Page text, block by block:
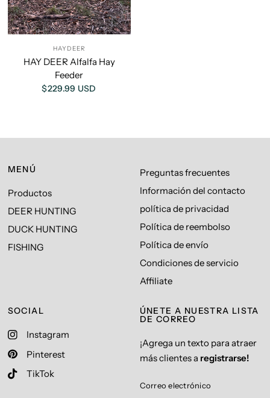
HAYDEER
HAY DEER Alfalfa Hay
Feeder
$229.99 USD
MENÚ
Productos
DEER HUNTING
DUCK HUNTING
FISHING
Preguntas frecuentes
Información del contacto
política de privacidad
Política de reembolso
Política de envío
Condiciones de servicio
Affiliate
SOCIAL
Instagram
Pinterest
TikTok
ÚNETE A NUESTRA LISTA
DE CORREO
¡Agrega un texto para atraer
más clientes a registrarse!
Correo electrónico